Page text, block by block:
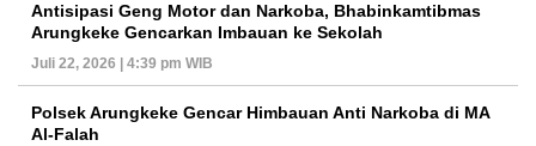
Antisipasi Geng Motor dan Narkoba, Bhabinkamtibmas
Arungkeke Gencarkan Imbauan ke Sekolah
Juli 22, 2026 | 4:39 pm WIB
Polsek Arungkeke Gencar Himbauan Anti Narkoba di MA
Al-Falah